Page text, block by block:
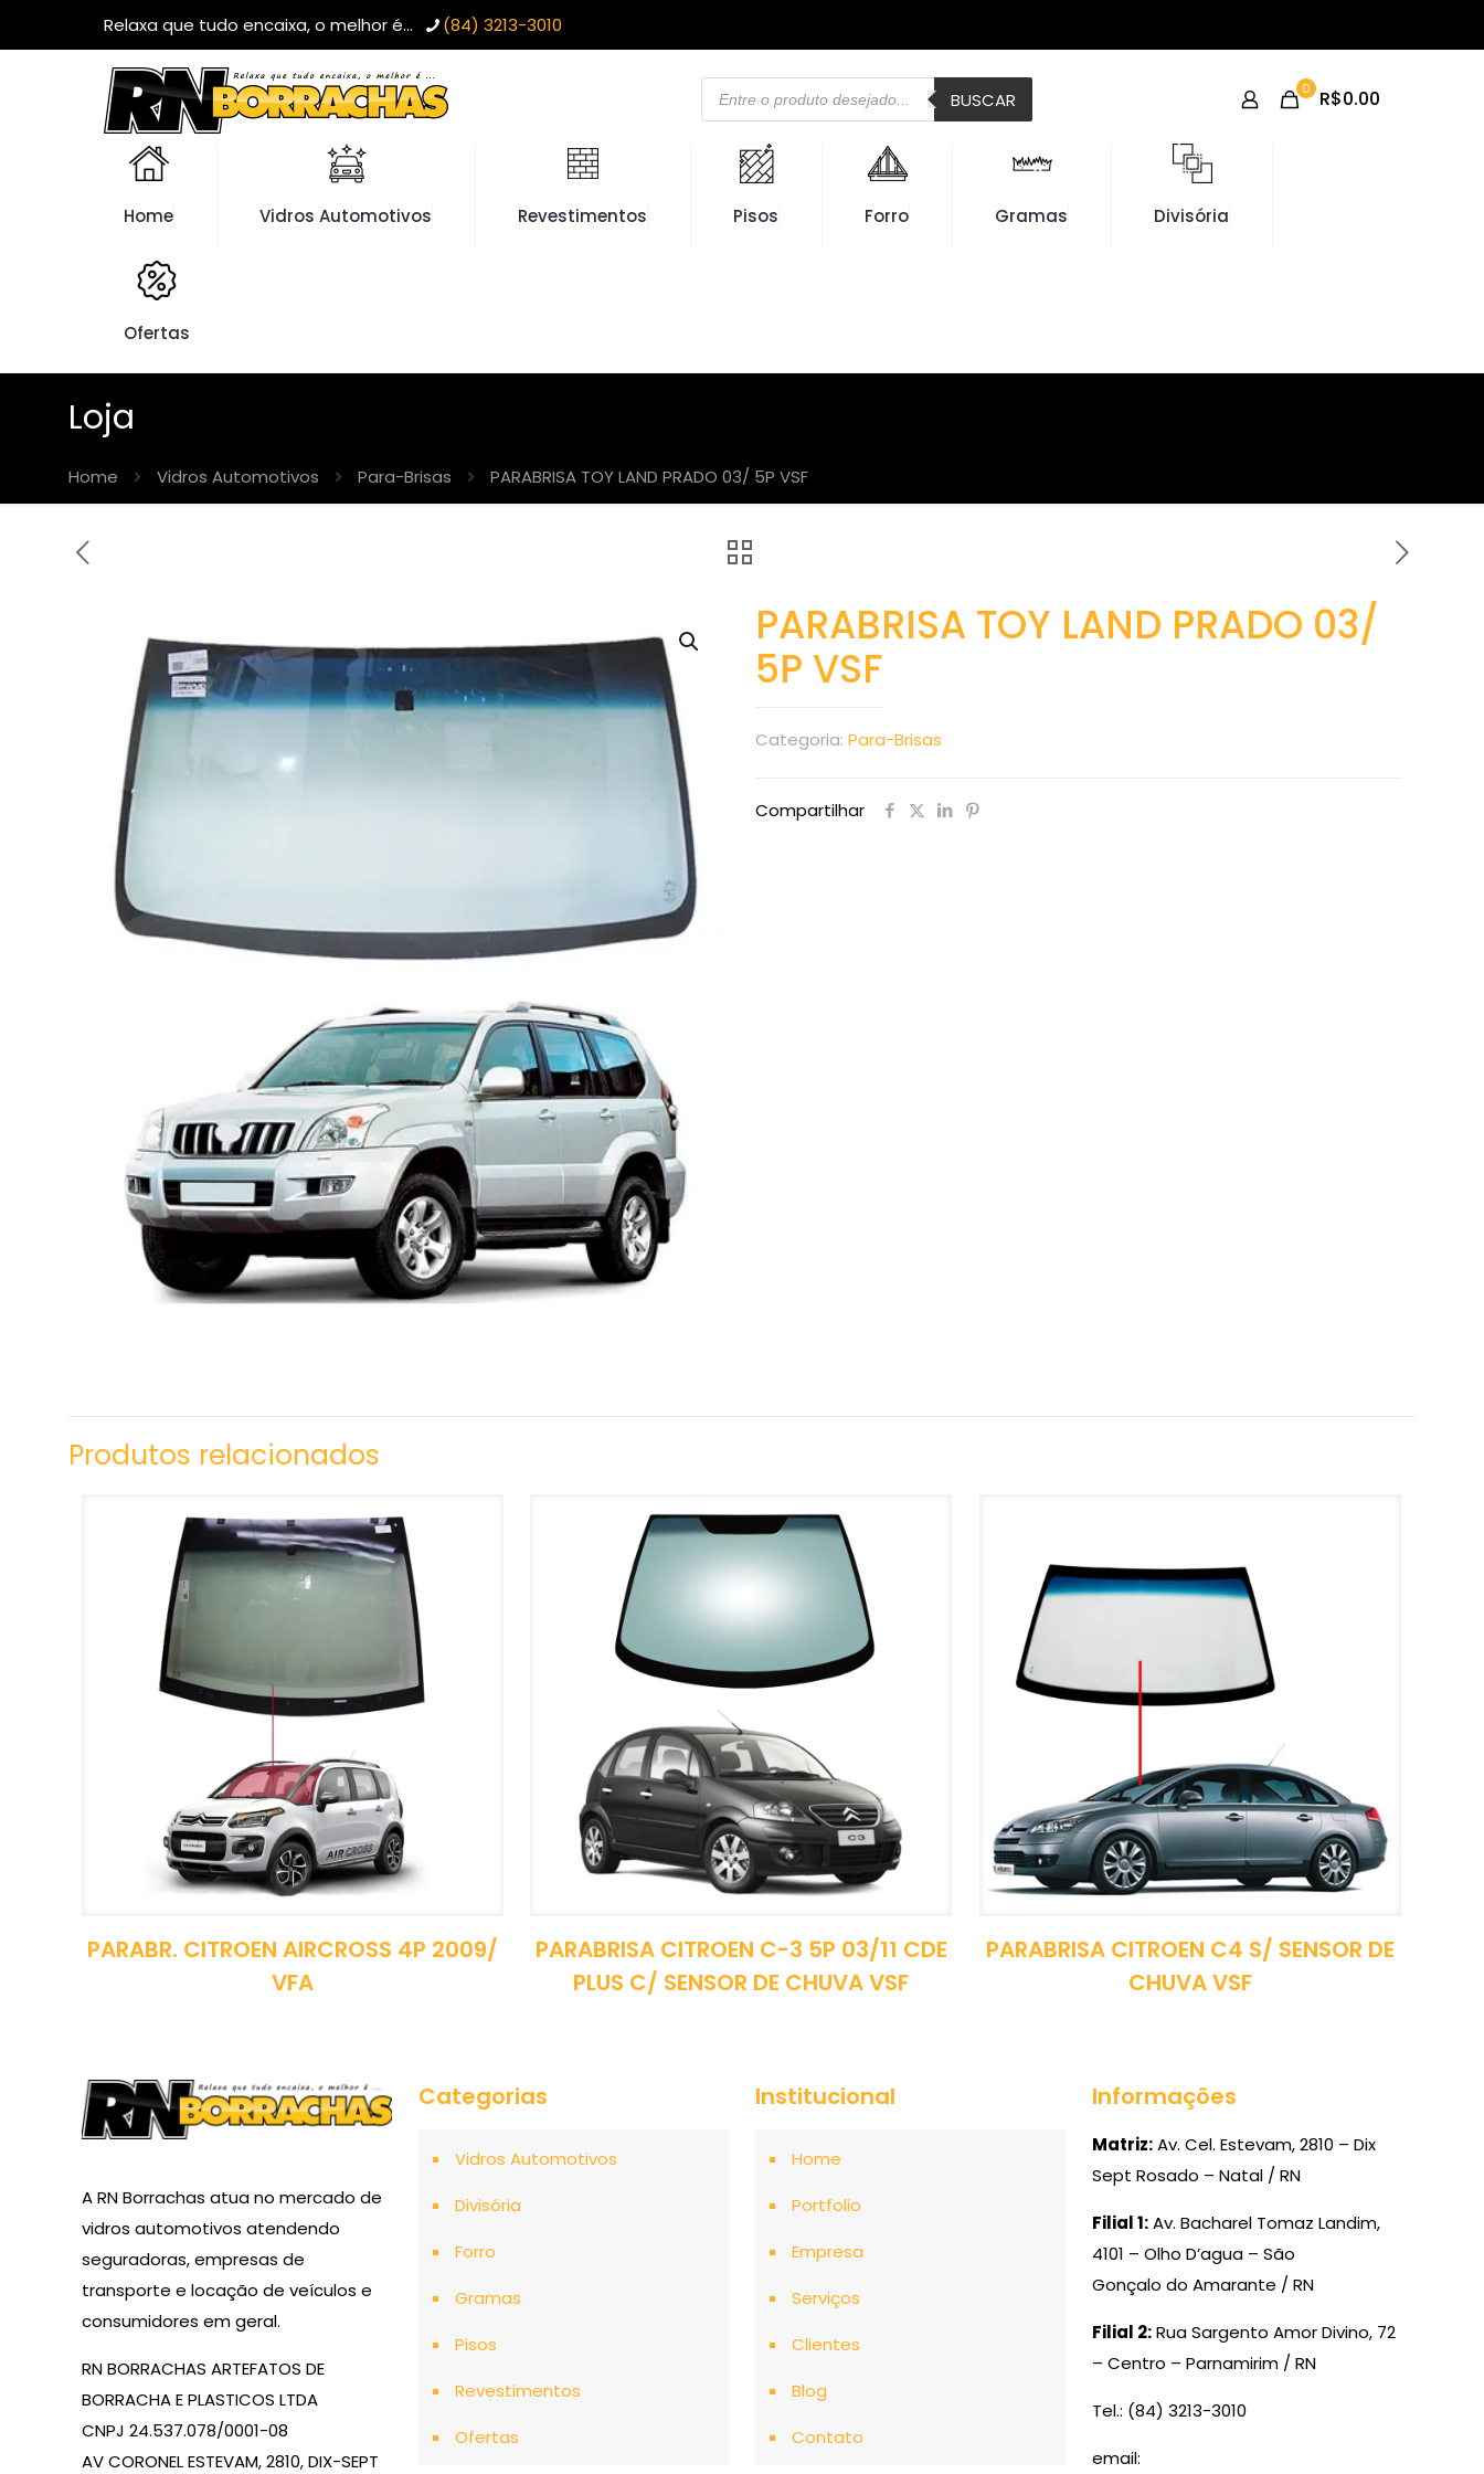
Relaxa que tudo encaixa, o melhor é... (84) 3213-3010
Pesquisar
produtos BUSCAR 0 R$0.00
Home Vidros Automotivos Revestimentos Pisos Forro Gramas Divisória
Ofertas
Loja
Home Vidros Automotivos Para-Brisas PARABRISA TOY LAND PRADO 03/ 5P VSF
PARABRISA TOY LAND PRADO 03/
5P VSF
Categoria: Para-Brisas
Compartilhar
Produtos relacionados
PARABR. CITROEN AIRCROSS 4P 2009/
VFA
PARABRISA CITROEN C-3 5P 03/11 CDE
PLUS C/ SENSOR DE CHUVA VSF
PARABRISA CITROEN C4 S/ SENSOR DE
CHUVA VSF
A RN Borrachas atua no mercado de
vidros automotivos atendendo
seguradoras, empresas de
transporte e locação de veículos e
consumidores em geral.
RN BORRACHAS ARTEFATOS DE
BORRACHA E PLASTICOS LTDA
CNPJ 24.537.078/0001-08
AV CORONEL ESTEVAM, 2810, DIX-SEPT
Categorias
Vidros Automotivos
Divisória
Forro
Gramas
Pisos
Revestimentos
Ofertas
Institucional
Home
Portfolio
Empresa
Serviços
Clientes
Blog
Contato
Informações
Matriz:Av. Cel. Estevam, 2810 – Dix
Sept Rosado – Natal / RN
Filial 1:Av. Bacharel Tomaz Landim,
4101 – Olho D’agua – São
Gonçalo do Amarante / RN
Filial 2:Rua Sargento Amor Divino, 72
– Centro – Parnamirim / RN
Tel.: (84) 3213-3010
email: